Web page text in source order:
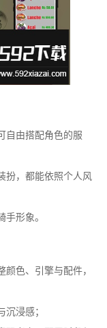
自由搭配角色的服
扮，都能依照个人风
形象。
色、引擎与配件，
浸感；